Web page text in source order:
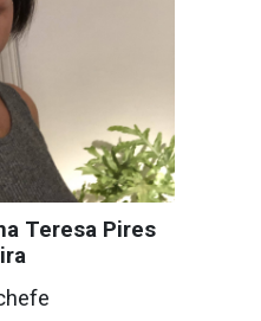
Teresa Pires
hefe